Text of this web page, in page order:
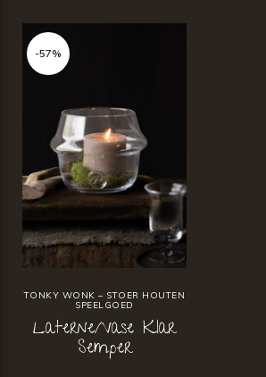
-57%
TONKY WONK – STOER HOUTEN
SPEELGOED
Laterne/Vase Klar
Semper